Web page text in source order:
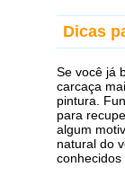
Dicas
Se você já
carcaça
pintura.
para
algum
natural do
conhecidos